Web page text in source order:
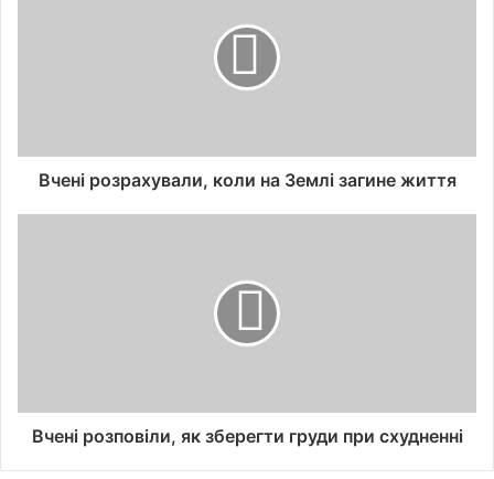
Вчені розрахували, коли на Землі загине життя
Вчені розповіли, як зберегти груди при схудненні